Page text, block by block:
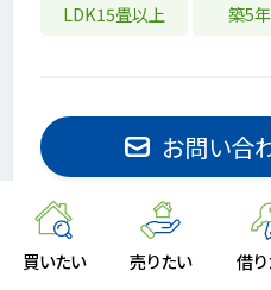
買いたい 売りたい 借
LDK15畳以上 築5
お問い合
お気